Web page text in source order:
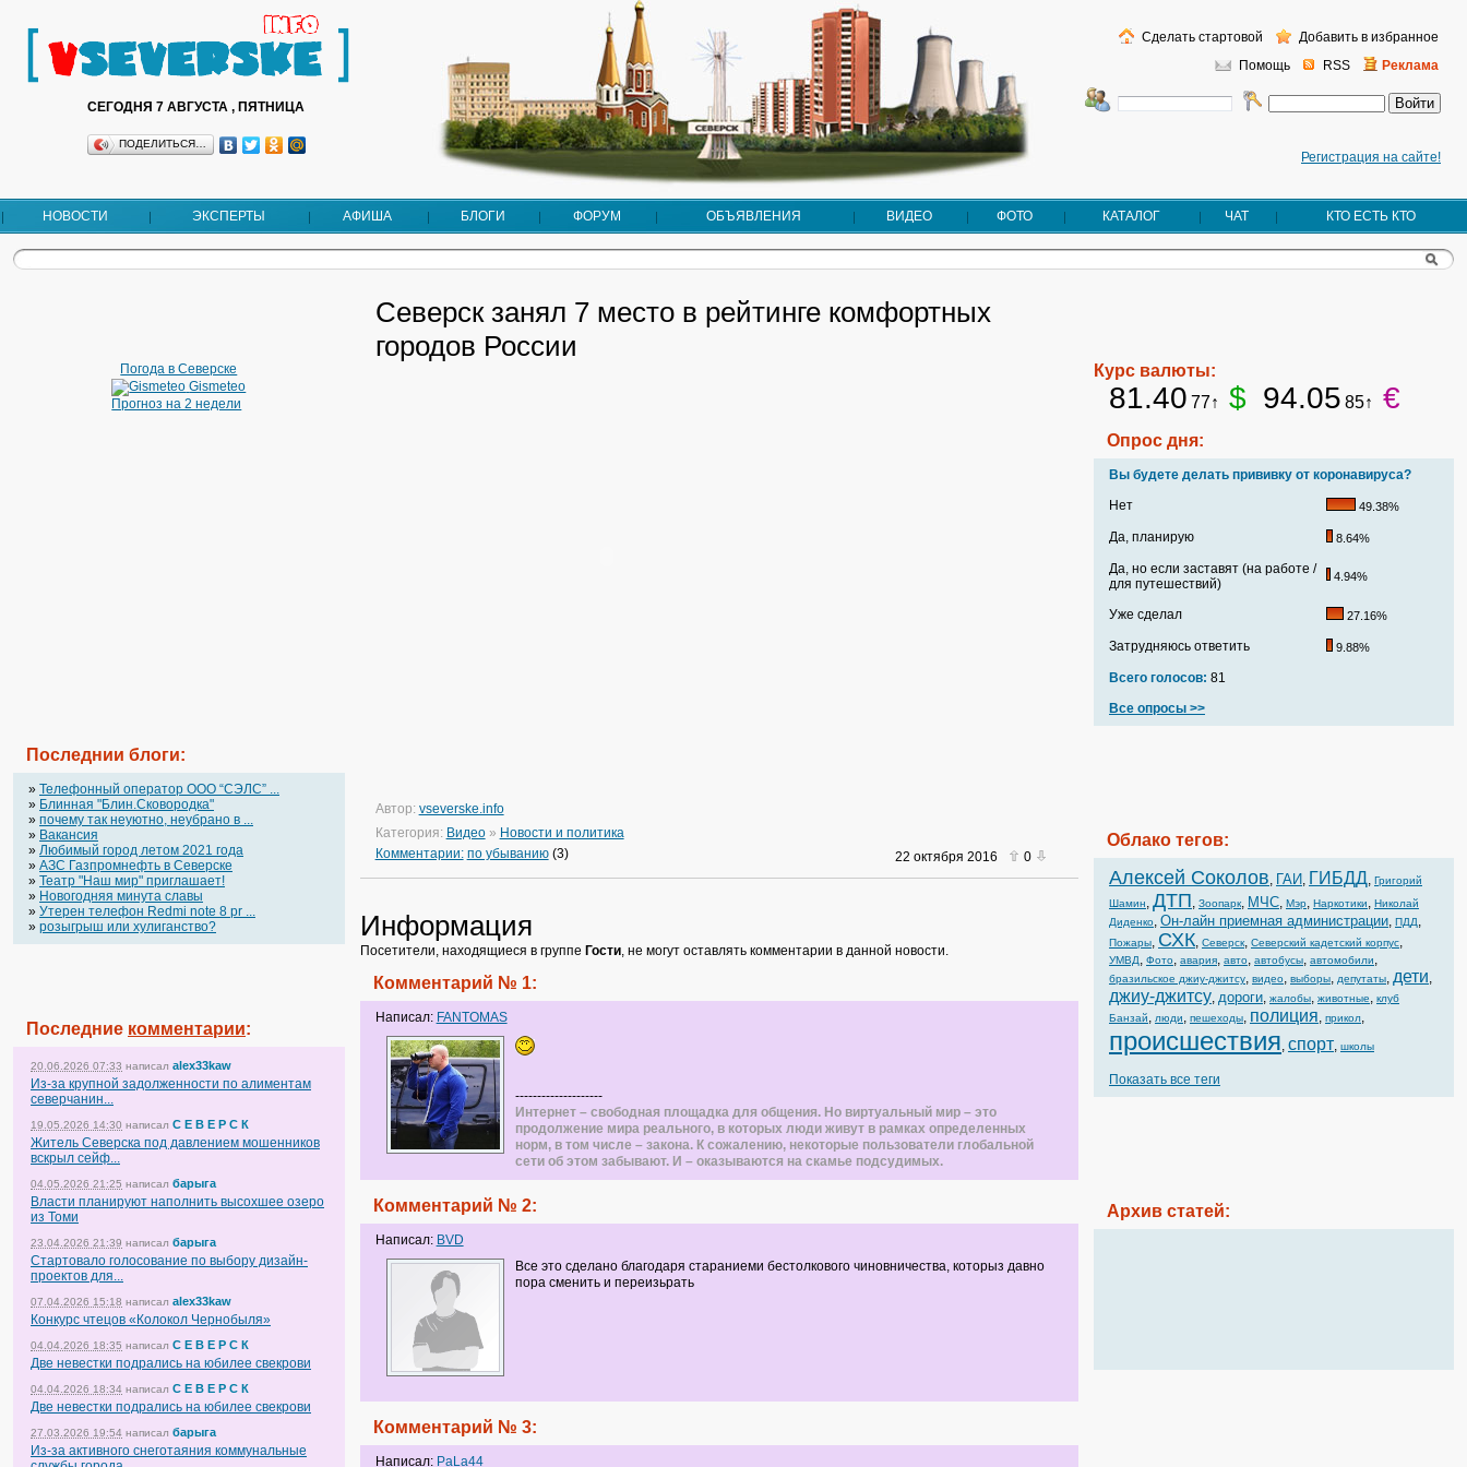
СЕГОДНЯ 7 АВГУСТА , ПЯТНИЦА
ПОДЕЛИТЬСЯ…
Регистрация на сайте!
Помощь RSS Реклама
Сделать стартовой Добавить в избранное
НОВОСТИ ЭКСПЕРТЫ АФИША БЛОГИ ФОРУМ ОБЪЯВЛЕНИЯ ВИДЕО ФОТО КАТАЛОГ ЧАТ КТО ЕСТЬ КТО
Погода в Северске
Gismeteo
Прогноз на 2 недели
Последнии блоги:
» Телефонный оператор OOO “СЭЛС” ...
» Блинная "Блин.Сковородка"
» почему так неуютно, неубрано в ...
» Вакансия
» Любимый город летом 2021 года
» АЗС Газпромнефть в Северске
» Театр "Наш мир" приглашает!
» Новогодняя минута славы
» Утерен телефон Redmi note 8 pr ...
» розыгрыш или хулиганство?
Последние комментарии:
20.06.2026 07:33 написал alex33kaw
Из-за крупной задолженности по алиментам
северчанин...
19.05.2026 14:30 написал С Е В Е Р С К
Житель Северска под давлением мошенников
вскрыл сейф...
04.05.2026 21:25 написал барыга
Власти планируют наполнить высохшее озеро
из Томи
23.04.2026 21:39 написал барыга
Стартовало голосование по выбору дизайн-
проектов для...
07.04.2026 15:18 написал alex33kaw
Конкурс чтецов «Колокол Чернобыля»
04.04.2026 18:35 написал С Е В Е Р С К
Две невестки подрались на юбилее свекрови
04.04.2026 18:34 написал С Е В Е Р С К
Две невестки подрались на юбилее свекрови
27.03.2026 19:54 написал барыга
Из-за активного снеготаяния коммунальные
Северск занял 7 место в рейтинге комфортных
городов России
Автор: vseverske.info
Категория: Видео» Новости и политика
Комментарии: по убыванию(3) 22 октября 2016 0
Информация
Посетители, находящиеся в группе Гости, не могут оставлять комментарии в данной новости.
Комментарий № 1:
Написал: FANTOMAS
--------------------
Интернет – свободная площадка для общения. Но виртуальный мир – это
продолжение мира реального, в которых люди живут в рамках определенных
норм, в том числе – закона. К сожалению, некоторые пользователи глобальной
сети об этом забывают. И – оказываются на скамье подсудимых.
Комментарий № 2:
Написал: BVD
Все это сделано благодаря стараниеми бестолкового чиновничества, которыз давно
пора сменить и переизьрать
Комментарий № 3:
Написал: PaLa44
Курс валюты:
81.40 77↑ $ 94.05 85↑ €
Опрос дня:
Вы будете делать прививку от коронавируса?
Нет
49.38%
Да, планирую 8.64%
Да, но если заставят (на работе /
для путешествий)
4.94%
Уже сделал 27.16%
Затрудняюсь ответить 9.88%
Всего голосов: 81
Все опросы >>
Облако тегов:
Алексей Соколов, ГАИ, ГИБДД, Григорий
Шамин, ДТП, Зоопарк, МЧС, Мэр, Наркотики, Николай
Диденко, Он-лайн приемная администрации, ПДД,
Пожары, СХК, Северск, Северский кадетский корпус,
УМВД, Фото, авария, авто, автобусы, автомобили,
бразильское джиу-джитсу, видео, выборы, депутаты, дети,
джиу-джитсу, дороги, жалобы, животные, клуб
Банзай, люди, пешеходы, полиция, прикол,
происшествия, спорт, школы
Показать все теги
Архив статей: